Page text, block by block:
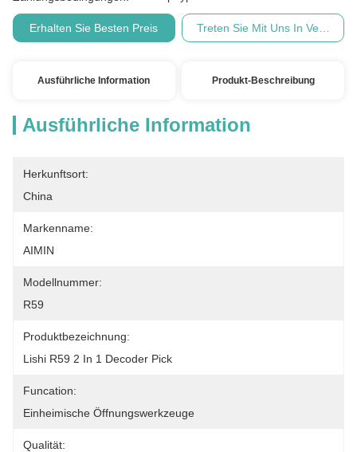
Erhalten Sie Besten Preis Treten Sie Mit Uns In
Ausführliche Information Produkt-Beschreibung
Ausführliche Information
Herkunftsort:
China
Markenname:
AIMIN
Modellnummer:
R59
Produktbezeichnung:
Lishi R59 2 In 1 Decoder Pick
Funcation:
Einheimische Öffnungswerkzeuge
Qualität: